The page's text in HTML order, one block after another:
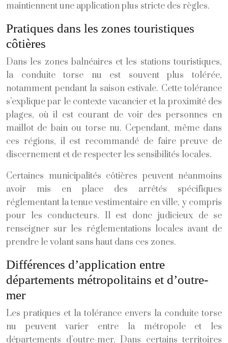
maintiennent une application plus stricte des règles.
Pratiques dans les zones touristiques
côtières
Dans les zones balnéaires et les stations touristiques,
la conduite torse nu est souvent plus tolérée,
notamment pendant la saison estivale. Cette tolérance
s’explique par le contexte vacancier et la proximité des
plages, où il est courant de voir des personnes en
maillot de bain ou torse nu. Cependant, même dans
ces régions, il est recommandé de faire preuve de
discernement et de respecter les sensibilités locales.
Certaines municipalités côtières peuvent néanmoins
avoir mis en place des arrêtés spécifiques
réglementant la tenue vestimentaire en ville, y compris
pour les conducteurs. Il est donc judicieux de se
renseigner sur les réglementations locales avant de
prendre le volant sans haut dans ces zones.
Différences d’application entre
départements métropolitains et d’outre-
mer
Les pratiques et la tolérance envers la conduite torse
nu peuvent varier entre la métropole et les
départements d’outre-mer. Dans certains territoires